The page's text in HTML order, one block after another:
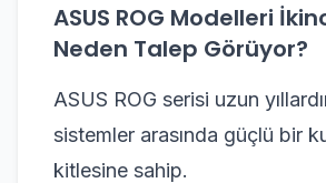
ASUS ROG Modelleri
Neden Talep Görüyor?
ASUS ROG serisi uzun
sistemler arasında güçlü bir
kitlesine sahip.